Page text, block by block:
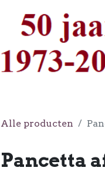
Alle producten
Pancetta